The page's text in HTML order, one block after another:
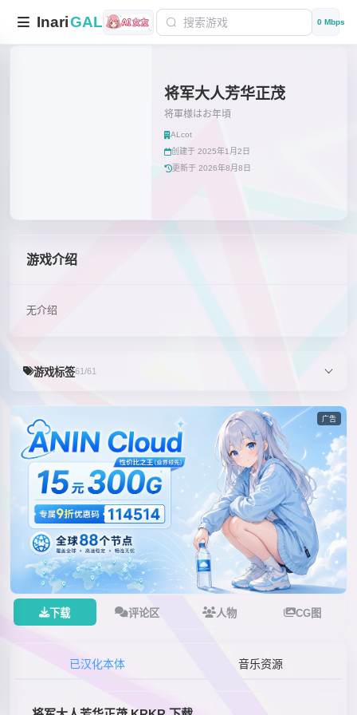
InariGAL 0 Mbps
将军大人芳华正茂
将軍様はお年頃
ALcot
创建于 2025年1月2日
更新于 2026年8月8日
游戏介绍
无介绍
游戏标签61/61
广告
下载 评论区 人物 CG图
已汉化本体 音乐资源